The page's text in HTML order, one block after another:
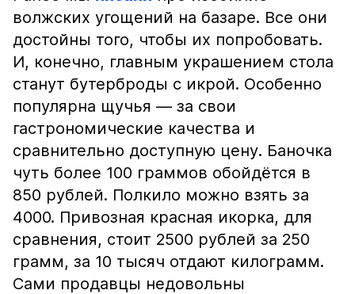
волжских угощений на базаре. Все они
достойны того, чтобы их попробовать.
И, конечно, главным украшением стола
станут бутерброды с икрой. Особенно
популярна щучья — за свои
гастрономические качества и
сравнительно доступную цену. Баночка
чуть более 100 граммов обойдётся в
850 рублей. Полкило можно взять за
4000. Привозная красная икорка, для
сравнения, стоит 2500 рублей за 250
грамм, за 10 тысяч отдают килограмм.
Сами продавцы недовольны